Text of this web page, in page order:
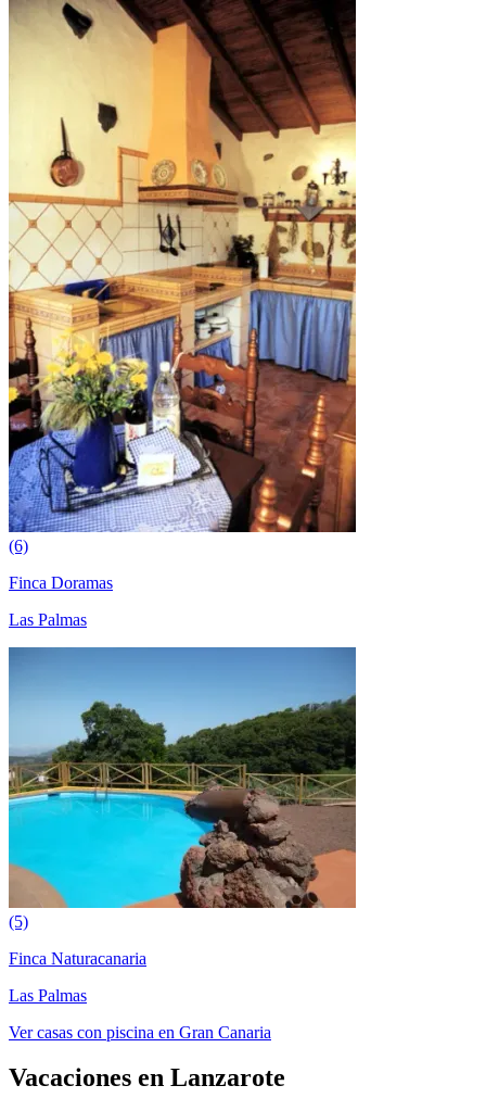
(6)
Finca Doramas
Las Palmas
(5)
Finca Naturacanaria
Las Palmas
Ver casas con piscina en Gran Canaria
Vacaciones en Lanzarote